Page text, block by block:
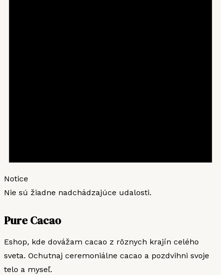
Notice
Nie sú žiadne nadchádzajúce udalosti.
Pure Cacao
Eshop, kde dovážam cacao z rôznych krajín celého
sveta. Ochutnaj ceremoniálne cacao a pozdvihni svoje
telo a myseľ.